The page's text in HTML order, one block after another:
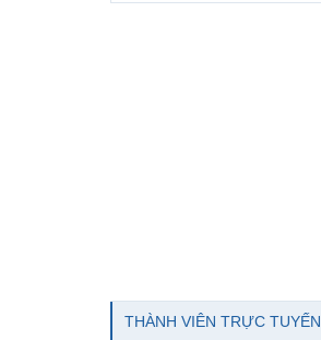
THÀNH VIÊN TRỰC TUYẾN